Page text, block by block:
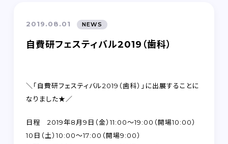
COMPANY
RECRUIT
2019.08.01 NEWS
自費研フェスティバル2019（歯科）
＼「自費研フェスティバル2019（歯科）」に出展することに
なりました★／
日程 2019年8月9日（金）11:00～19:00（開場10:00）
10日（土）10:00～17:00（開場9:00）